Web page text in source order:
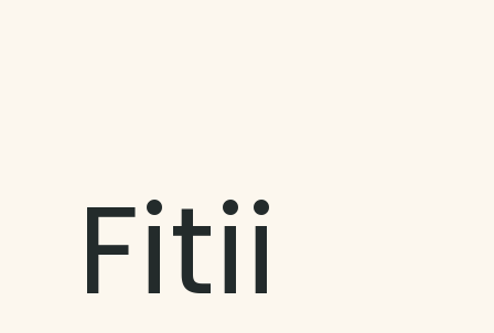
Fitii